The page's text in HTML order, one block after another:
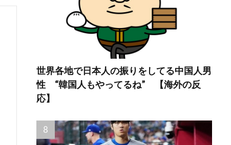
世界各地で日本人の振りをしてる中国人男
性 “韓国人もやってるね” 【海外の反
応】